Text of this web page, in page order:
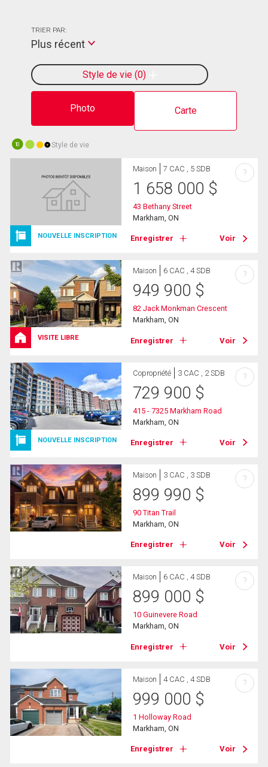
Photo Carte
Style de vie 0
TRIER PAR:
Plus récent
10 Style de vie
NOUVELLE INSCRIPTION
Maison 7 CAC , 5 SDB
1 658 000 $
43 Bethany Street
Markham, ON
Enregistrer Voir
?
VISITE LIBRE
Maison 6 CAC , 4 SDB
949 900 $
82 Jack Monkman Crescent
Markham, ON
Enregistrer Voir
?
NOUVELLE INSCRIPTION
Copropriété 3 CAC , 2 SDB
729 900 $
415 - 7325 Markham Road
Markham, ON
Enregistrer Voir
?
Maison 3 CAC , 3 SDB
899 990 $
90 Titan Trail
Markham, ON
Enregistrer Voir
?
Maison 6 CAC , 4 SDB
899 000 $
10 Guinevere Road
Markham, ON
Enregistrer Voir
?
Maison 4 CAC , 4 SDB
999 000 $
1 Holloway Road
Markham, ON
Enregistrer Voir
?